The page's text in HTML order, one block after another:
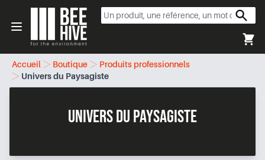
Open menu
Beehive
Accueil Boutique
Produits professionnels
Univers du Paysagiste
Univers du Paysagiste